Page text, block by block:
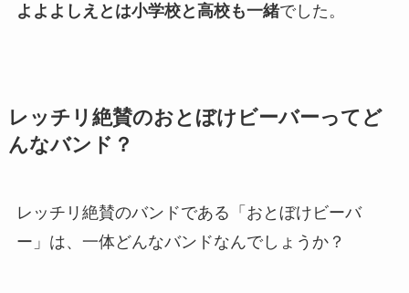
よよよしえとは小学校と高校も一緒でした。
レッチリ絶賛のおとぼけビーバーってど
んなバンド？
レッチリ絶賛のバンドである「おとぼけビーバ
ー」は、一体どんなバンドなんでしょうか？